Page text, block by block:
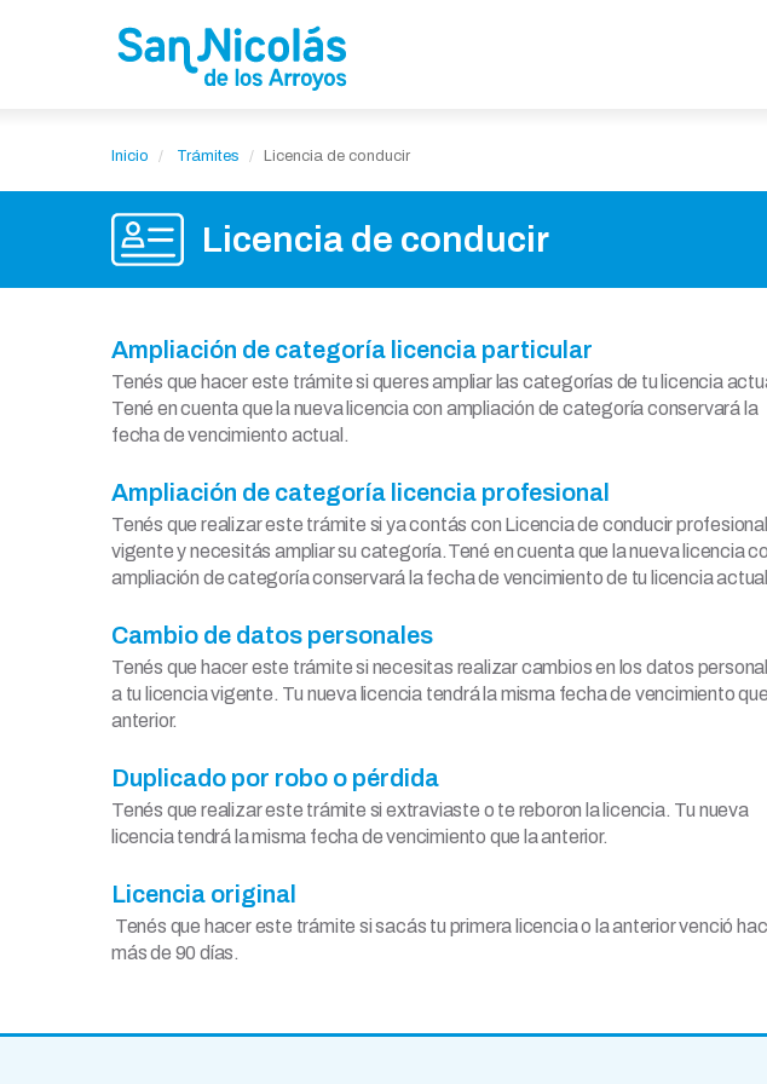
Inicio Trámites Licencia de conducir
Licencia de conducir
Ampliación de categoría licencia particular
Tenés que hacer este trámite si queres ampliar las categorías de tu licencia
Tené en cuenta que la nueva licencia con ampliación de categoría conservará la
fecha de vencimiento actual.
Ampliación de categoría licencia profesional
Tenés que realizar este trámite si ya contás con Licencia de conducir profesional
vigente y necesitás ampliar su categoría.Tené en cuenta que la nueva licencia
ampliación de categoría conservará la fecha de vencimiento de tu licencia
Cambio de datos personales
Tenés que hacer este trámite si necesitas realizar cambios en los datos
a tu licencia vigente. Tu nueva licencia tendrá la misma fecha de vencimiento
anterior.
Duplicado por robo o pérdida
Tenés que realizar este trámite si extraviaste o te reboron la licencia. Tu nueva
licencia tendrá la misma fecha de vencimiento que la anterior.
Licencia original
Tenés que hacer este trámite si sacás tu primera licencia o la anterior venció
más de 90 días.